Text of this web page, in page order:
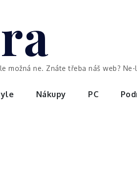
možná ne. Znáte třeba náš web?
Nákupy PC